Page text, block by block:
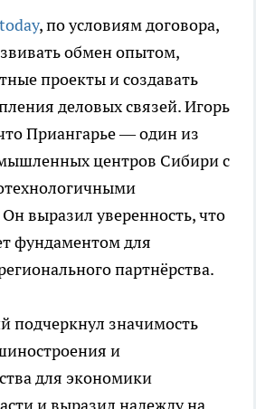
, по условиям договора,
обмен опытом,
проекты и создавать
деловых связей. Игорь
Приангарье — один из
центров Сибири с
выразил уверенность, что
фундаментом для
партнёрства.
подчеркнул значимость
и
для экономики
и выразил надежду на